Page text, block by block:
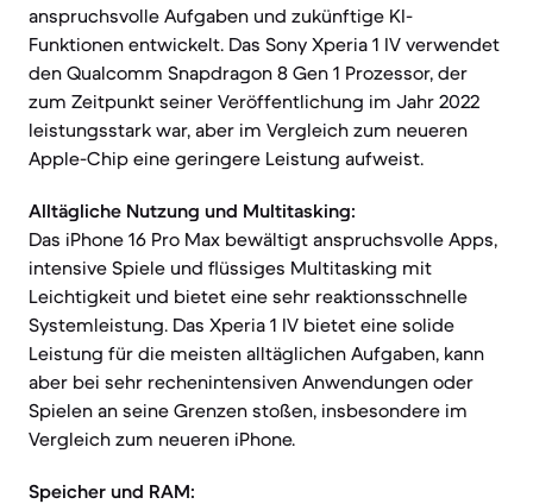
anspruchsvolle Aufgaben und zukünftige KI-
Funktionen entwickelt. Das Sony Xperia 1 IV verwendet
den Qualcomm Snapdragon 8 Gen 1 Prozessor, der
zum Zeitpunkt seiner Veröffentlichung im Jahr 2022
leistungsstark war, aber im Vergleich zum neueren
Apple-Chip eine geringere Leistung aufweist.
Alltägliche Nutzung und Multitasking:
Das iPhone 16 Pro Max bewältigt anspruchsvolle Apps,
intensive Spiele und flüssiges Multitasking mit
Leichtigkeit und bietet eine sehr reaktionsschnelle
Systemleistung. Das Xperia 1 IV bietet eine solide
Leistung für die meisten alltäglichen Aufgaben, kann
aber bei sehr rechenintensiven Anwendungen oder
Spielen an seine Grenzen stoßen, insbesondere im
Vergleich zum neueren iPhone.
Speicher und RAM: